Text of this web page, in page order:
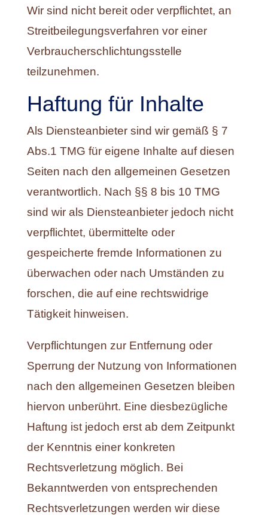
Wir sind nicht bereit oder verpflichtet, an
Streitbeilegungsverfahren vor einer
Verbraucherschlichtungsstelle
teilzunehmen.
Haftung für Inhalte
Als Diensteanbieter sind wir gemäß § 7
Abs.1 TMG für eigene Inhalte auf diesen
Seiten nach den allgemeinen Gesetzen
verantwortlich. Nach §§ 8 bis 10 TMG
sind wir als Diensteanbieter jedoch nicht
verpflichtet, übermittelte oder
gespeicherte fremde Informationen zu
überwachen oder nach Umständen zu
forschen, die auf eine rechtswidrige
Tätigkeit hinweisen.
Verpflichtungen zur Entfernung oder
Sperrung der Nutzung von Informationen
nach den allgemeinen Gesetzen bleiben
hiervon unberührt. Eine diesbezügliche
Haftung ist jedoch erst ab dem Zeitpunkt
der Kenntnis einer konkreten
Rechtsverletzung möglich. Bei
Bekanntwerden von entsprechenden
Rechtsverletzungen werden wir diese